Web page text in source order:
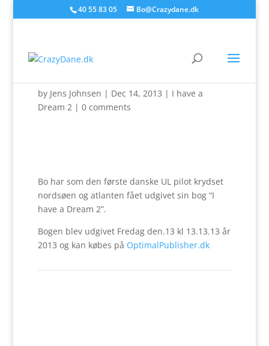
40 55 83 05 Bo@Crazydane.dk
Endelig udkom bogen !
by Jens Johnsen | Dec 14, 2013 | I have a
Dream 2| 0 comments
Bo har som den første danske UL pilot krydset
nordsøen og atlanten fået udgivet sin bog “I
have a Dream 2”.
Bogen blev udgivet Fredag den.13 kl 13.13.13 år
2013 og kan købes på OptimalPublisher.dk